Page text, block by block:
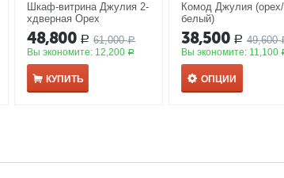
Шкаф-витрина Джулия 2-
хдверная Орех
48,800 Р 61,000 Р
Вы экономите: 12,200 Р
КУПИТЬ
Комод Джулия (орех/
белый)
38,500 Р 49,600
Вы экономите: 11,100
ОПЦИИ